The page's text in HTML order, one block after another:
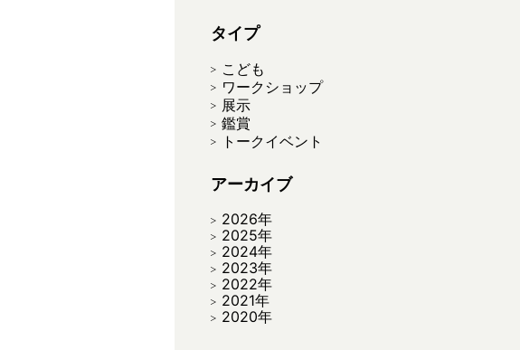
タイプ
こども
ワークショップ
展示
鑑賞
トークイベント
アーカイブ
2026年
2025年
2024年
2023年
2022年
2021年
2020年